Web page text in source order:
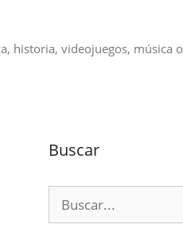
historia, videojuegos, música o
Buscar